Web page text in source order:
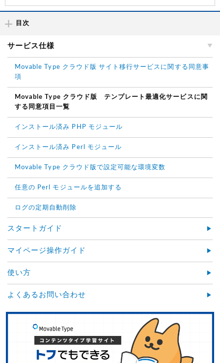
目次
サービス仕様
Movable Type クラウド版 サイト移行サービスに関する同意事
項
Movable Type クラウド版 テンプレート最適化サービスに関
する同意項目一覧
インストール済み PHP モジュール
インストール済み Perl モジュール
Movable Type クラウド版で設定可能な環境変数
任意の Perl モジュールを追加する
ログの定期自動削除
スタートガイド
マイページ操作ガイド
使い方
よくあるお問い合わせ